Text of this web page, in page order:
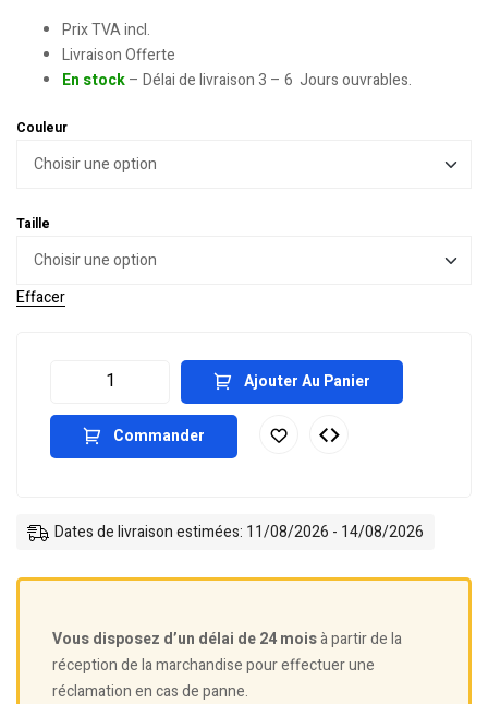
Prix TVA incl.
Livraison Offerte
En stock– Délai de livraison 3 – 6 Jours ouvrables.
Couleur
Taille
Effacer
Ajouter Au Panier
Commander
Dates de livraison estimées: 11/08/2026 - 14/08/2026
Vous disposez d’un délai de 24 moisà partir de la
réception de la marchandise pour effectuer une
réclamation en cas de panne.